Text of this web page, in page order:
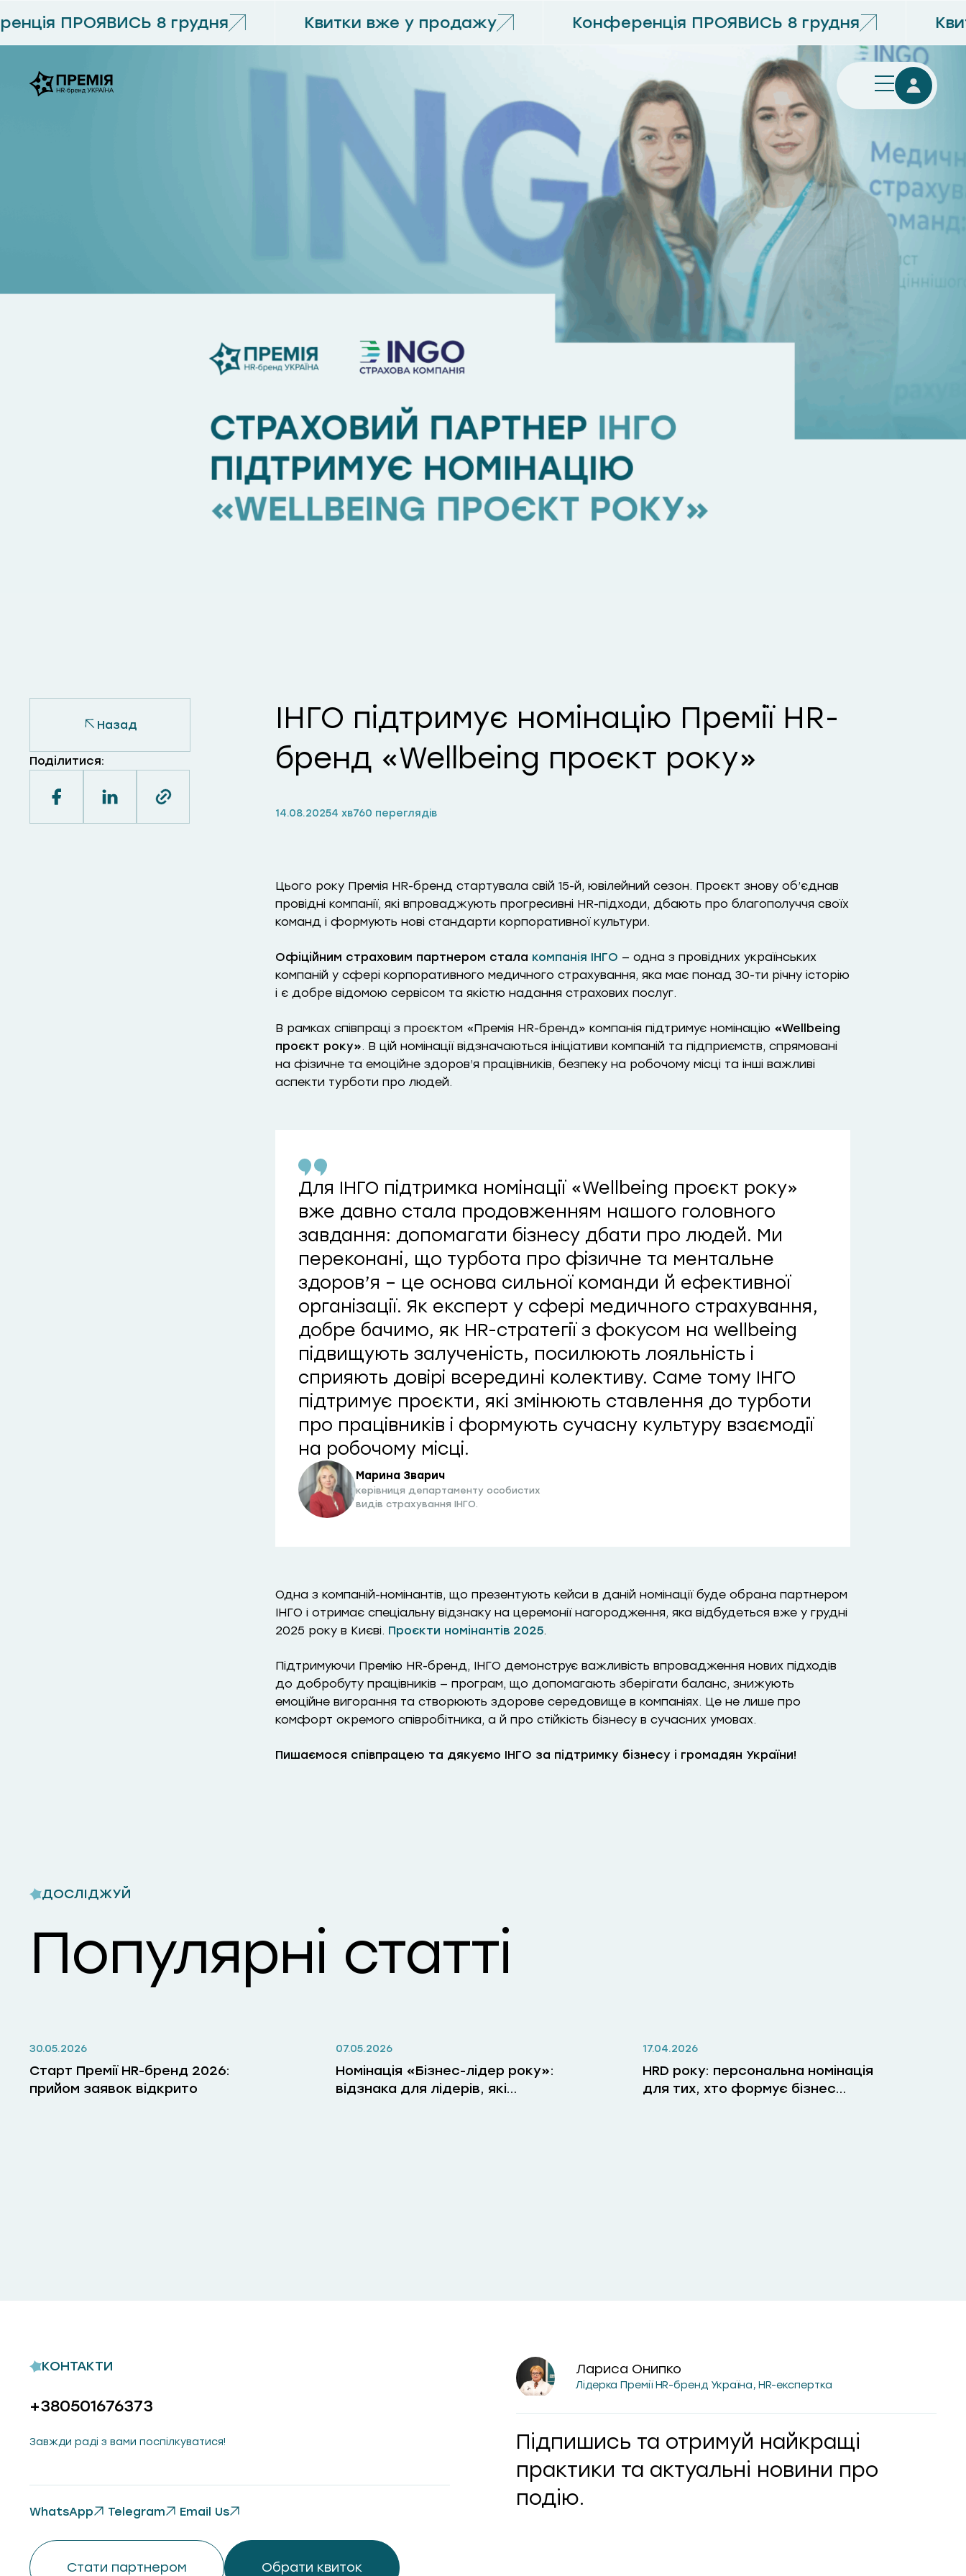
ПРОЯВИСЬ 8 грудня Квитки вже у продажу Конференція ПРОЯВИСЬ 8 грудня
Назад
Поділитися:
ІНГО підтримує номінацію Премії HR-
бренд «Wellbeing проєкт року»
14.08.20254 хв760 переглядів
Цього року Премія HR-бренд стартувала свій 15-й, ювілейний сезон. Проєкт знову об’єднав
провідні компанії, які впроваджують прогресивні HR-підходи, дбають про благополуччя своїх
команд і формують нові стандарти корпоративної культури.
Офіційним страховим партнером стала компанія ІНГО — одна з провідних українських
компаній у сфері корпоративного медичного страхування, яка має понад 30-ти річну історію
і є добре відомою сервісом та якістю надання страхових послуг.
В рамках співпраці з проєктом «Премія HR-бренд» компанія підтримує номінацію «Wellbeing
проєкт року». В цій номінації відзначаються ініціативи компаній та підприємств, спрямовані
на фізичне та емоційне здоров’я працівників, безпеку на робочому місці та інші важливі
аспекти турботи про людей.
Для ІНГО підтримка номінації «Wellbeing проєкт року»
вже давно стала продовженням нашого головного
завдання: допомагати бізнесу дбати про людей. Ми
переконані, що турбота про фізичне та ментальне
здоров’я – це основа сильної команди й ефективної
організації. Як експерт у сфері медичного страхування,
добре бачимо, як HR-стратегії з фокусом на wellbeing
підвищують залученість, посилюють лояльність і
сприяють довірі всередині колективу. Саме тому ІНГО
підтримує проєкти, які змінюють ставлення до турботи
про працівників і формують сучасну культуру взаємодії
на робочому місці.
Марина Зварич
керівниця департаменту особистих
видів страхування ІНГО.
Одна з компаній-номінантів, що презентують кейси в даній номінації буде обрана партнером
ІНГО і отримає спеціальну відзнаку на церемонії нагородження, яка відбудеться вже у грудні
2025 року в Києві. Проєкти номінантів 2025.
Підтримуючи Премію HR-бренд, ІНГО демонструє важливість впровадження нових підходів
до добробуту працівників — програм, що допомагають зберігати баланс, знижують
емоційне вигорання та створюють здорове середовище в компаніях. Це не лише про
комфорт окремого співробітника, а й про стійкість бізнесу в сучасних умовах.
Пишаємося співпрацею та дякуємо ІНГО за підтримку бізнесу і громадян України!
ДОСЛІДЖУЙ
Популярні статті
30.05.2026
Старт Премії HR-бренд 2026:
прийом заявок відкрито
07.05.2026
Номінація «Бізнес-лідер року»:
відзнака для лідерів, які
17.04.2026
HRD року: персональна номінація
для тих, хто формує бізнес
КОНТАКТИ
+380501676373
Завжди раді з вами поспілкуватися!
WhatsApp Telegram Email Us
Стати партнером Обрати квиток
Лариса Онипко
Лідерка Премії HR-бренд Україна, HR-експертка
Підпишись та отримуй найкращі
практики та актуальні новини про
подію.